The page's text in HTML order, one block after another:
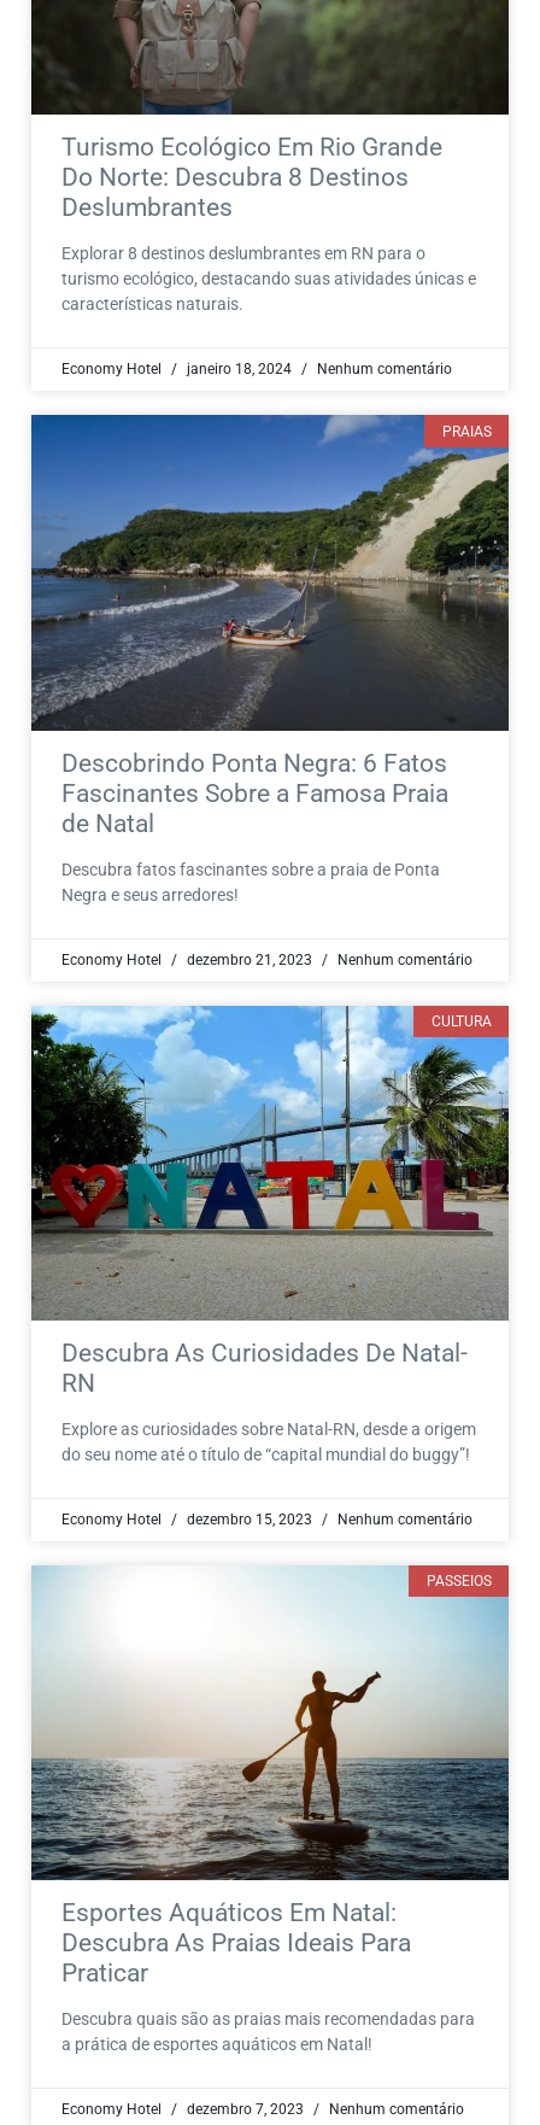
Turismo Ecológico Em Rio Grande
Do Norte: Descubra 8 Destinos
Deslumbrantes
Explorar 8 destinos deslumbrantes em RN para o
turismo ecológico, destacando suas atividades únicas e
características naturais.
Economy Hotel janeiro 18, 2024 Nenhum comentário
PRAIAS
Descobrindo Ponta Negra: 6 Fatos
Fascinantes Sobre a Famosa Praia
de Natal
Descubra fatos fascinantes sobre a praia de Ponta
Negra e seus arredores!
Economy Hotel dezembro 21, 2023 Nenhum comentário
CULTURA
Descubra As Curiosidades De Natal-
RN
Explore as curiosidades sobre Natal-RN, desde a origem
do seu nome até o título de “capital mundial do buggy”!
Economy Hotel dezembro 15, 2023 Nenhum comentário
PASSEIOS
Esportes Aquáticos Em Natal:
Descubra As Praias Ideais Para
Praticar
Descubra quais são as praias mais recomendadas para
a prática de esportes aquáticos em Natal!
Economy Hotel dezembro 7, 2023 Nenhum comentário